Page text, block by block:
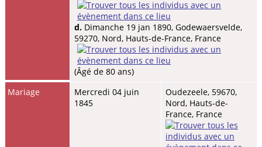
d. Dimanche 19 jan 1890, Godewaersvelde,
59270, Nord, Hauts-de-France, France
(Âgé de 80 ans)
Mariage
Mercredi 04 juin
1845
Oudezeele, 59670,
Nord, Hauts-de-
France, France